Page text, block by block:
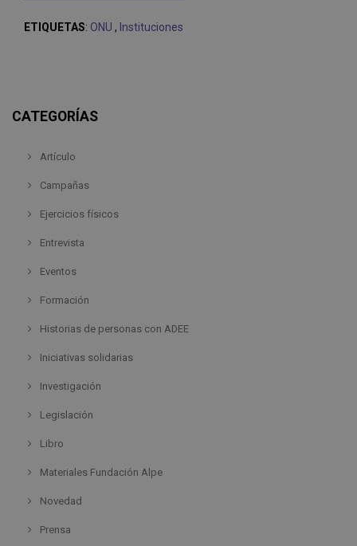
ETIQUETAS: ONU , Instituciones
CATEGORÍAS
Artículo
Campañas
Ejercicios físicos
Entrevista
Eventos
Formación
Historias de personas con ADEE
Iniciativas solidarias
Investigación
Legislación
Libro
Materiales Fundación Alpe
Novedad
Prensa